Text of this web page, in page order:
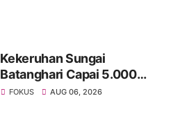
Kekeruhan Sungai
Batanghari Capai 5.000
NTU, Distribusi Air PDAM
FOKUS AUG 06, 2026